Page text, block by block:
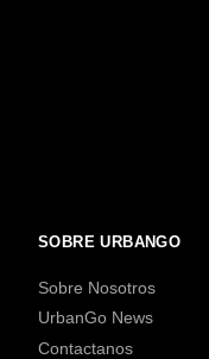
SOBRE URBANGO
Sobre Nosotros
UrbanGo News
Contactanos